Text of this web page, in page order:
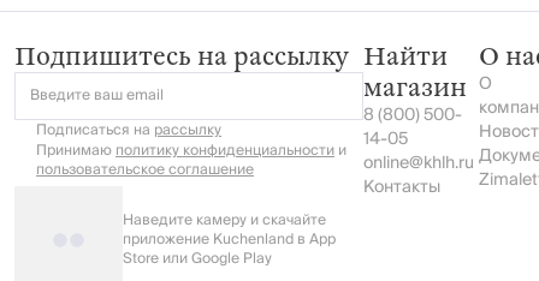
Подпишитесь на рассылку
Введите ваш email
Подписаться на рассылку
Принимаюполитику конфиденциальностии
пользовательское соглашение
Наведите камеру и скачайте
приложение Kuchenland в App
Store или Google Play
Найти
магазин
8 (800) 500-
14-05
online@khlh.ru
Контакты
О
О